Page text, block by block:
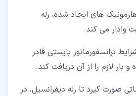
های ایجاد شده، رله
وادار می کند.
ترانسفورماتور بایستی قادر
بار لازم را از آن دریافت کند.
صورت گیرد تا رله دیفرانسیل، در